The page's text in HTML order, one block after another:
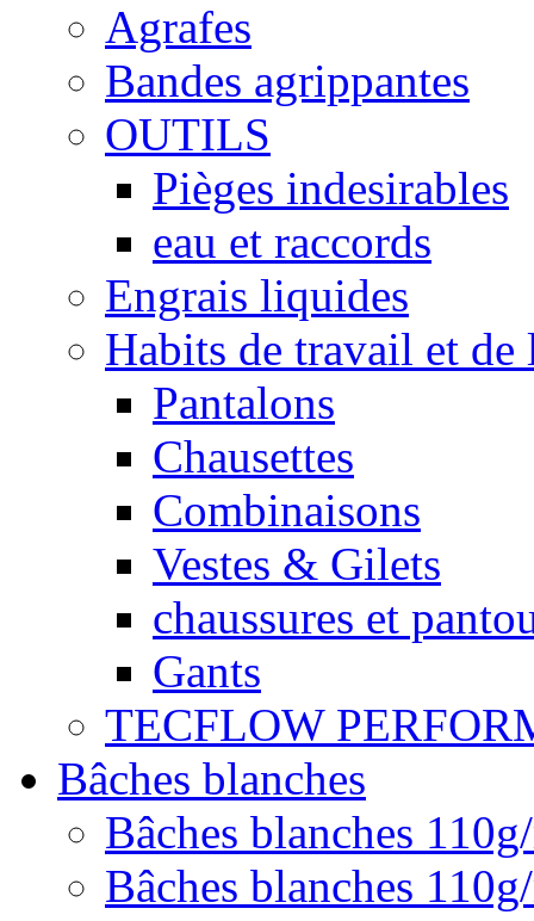
Agrafes
Bandes agrippantes
OUTILS
Pièges indesirables
eau et raccords
Engrais liquides
Habits de travail et
Pantalons
Chausettes
Combinaisons
Vestes & Gilets
chaussures et
Gants
TECFLOW
Bâches blanches
Bâches blanches
Bâches blanches